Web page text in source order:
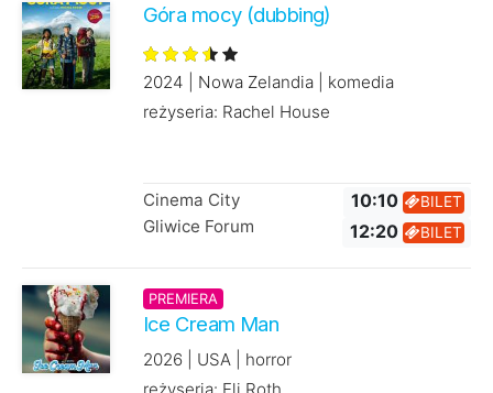
Góra mocy (dubbing)
2024 | Nowa Zelandia | komedia
reżyseria: Rachel House
Cinema City
Gliwice Forum
10:10 BILET
12:20 BILET
PREMIERA
Ice Cream Man
2026 | USA | horror
reżyseria: Eli Roth